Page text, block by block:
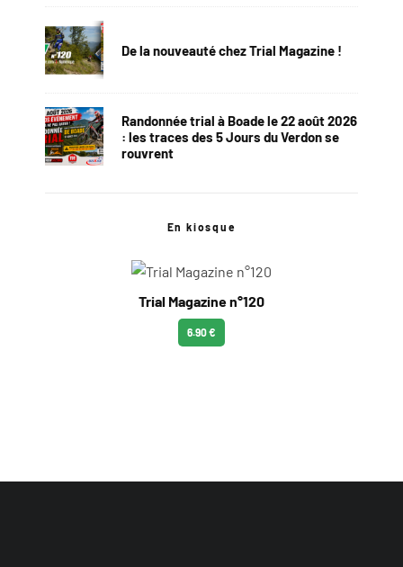
De la nouveauté chez Trial Magazine !
Randonnée trial à Boade le 22 août 2026
: les traces des 5 Jours du Verdon se
rouvrent
En kiosque
Trial Magazine n°120
6.90 €